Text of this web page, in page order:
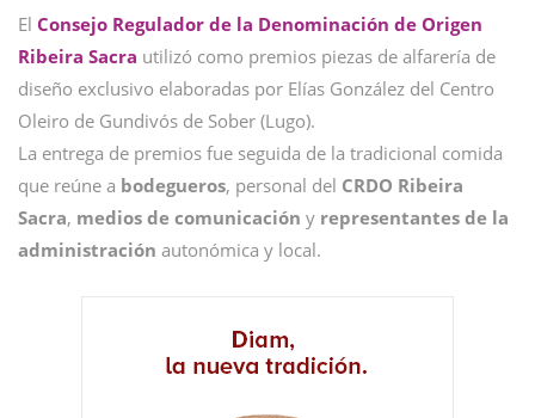
El Consejo Regulador de la Denominación de Origen
Ribeira Sacra utilizó como premios piezas de alfarería de
diseño exclusivo elaboradas por Elías González del Centro
Oleiro de Gundivós de Sober (Lugo).
La entrega de premios fue seguida de la tradicional comida
que reúne a bodegueros, personal del CRDO Ribeira
Sacra, medios de comunicación y representantes de la
administración autonómica y local.